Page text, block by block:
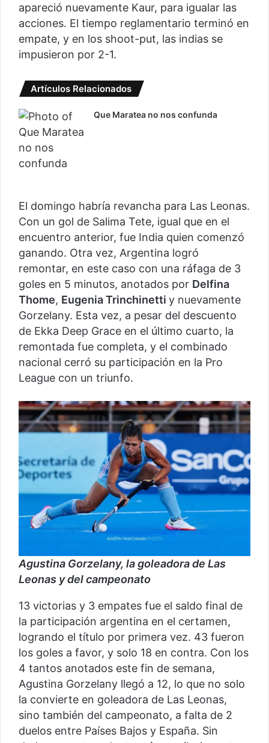
apareció nuevamente Kaur, para igualar las
acciones. El tiempo reglamentario terminó en
empate, y en los shoot-put, las indias se
impusieron por 2-1.
Artículos Relacionados
Que Maratea no nos confunda
El domingo habría revancha para Las Leonas.
Con un gol de Salima Tete, igual que en el
encuentro anterior, fue India quien comenzó
ganando. Otra vez, Argentina logró
remontar, en este caso con una ráfaga de 3
goles en 5 minutos, anotados por Delfina
Thome, Eugenia Trinchinetti y nuevamente
Gorzelany. Esta vez, a pesar del descuento
de Ekka Deep Grace en el último cuarto, la
remontada fue completa, y el combinado
nacional cerró su participación en la Pro
League con un triunfo.
Agustina Gorzelany, la goleadora de Las
Leonas y del campeonato
13 victorias y 3 empates fue el saldo final de
la participación argentina en el certamen,
logrando el título por primera vez. 43 fueron
los goles a favor, y solo 18 en contra. Con los
4 tantos anotados este fin de semana,
Agustina Gorzelany llegó a 12, lo que no solo
la convierte en goleadora de Las Leonas,
sino también del campeonato, a falta de 2
duelos entre Países Bajos y España. Sin